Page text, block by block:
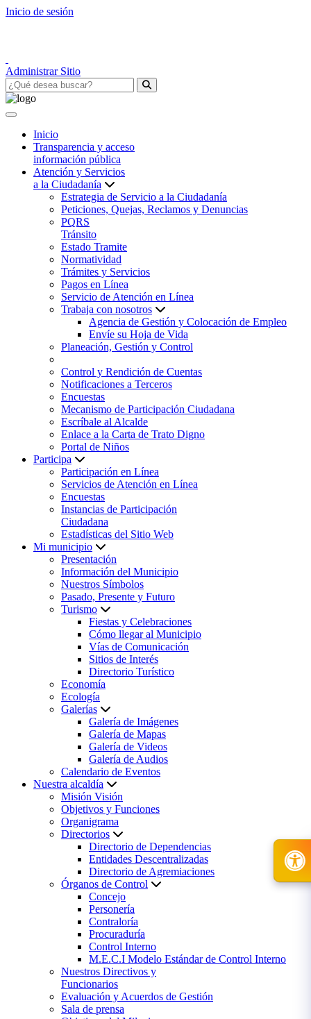
Inicio de sesión
Administrar Sitio
Inicio
Transparencia y acceso
información pública
Atención y Servicios
a la Ciudadanía
Estrategia de Servicio a la Ciudadanía
Peticiones, Quejas, Reclamos y Denuncias
PQRS
Tránsito
Estado Tramite
Normatividad
Trámites y Servicios
Pagos en Línea
Servicio de Atención en Línea
Trabaja con nosotros
Agencia de Gestión y Colocación de Empleo
Envíe su Hoja de Vida
Planeación, Gestión y Control
Control y Rendición de Cuentas
Notificaciones a Terceros
Encuestas
Mecanismo de Participación Ciudadana
Escríbale al Alcalde
Enlace a la Carta de Trato Digno
Portal de Niños
Participa
Participación en Línea
Servicios de Atención en Línea
Encuestas
Instancias de Participación
Ciudadana
Estadísticas del Sitio Web
Mi municipio
Presentación
Información del Municipio
Nuestros Símbolos
Pasado, Presente y Futuro
Turismo
Fiestas y Celebraciones
Cómo llegar al Municipio
Vías de Comunicación
Sitios de Interés
Directorio Turístico
Economía
Ecología
Galerías
Galería de Imágenes
Galería de Mapas
Galería de Videos
Galería de Audios
Calendario de Eventos
Nuestra alcaldía
Misión Visión
Objetivos y Funciones
Organigrama
Directorios
Directorio de Dependencias
Entidades Descentralizadas
Directorio de Agremiaciones
Órganos de Control
Concejo
Personería
Contraloría
Procuraduría
Control Interno
M.E.C.I Modelo Estándar de Control Interno
Nuestros Directivos y
Funcionarios
Evaluación y Acuerdos de Gestión
Sala de prensa